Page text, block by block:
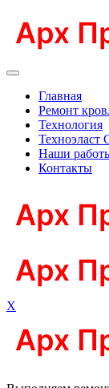
Главная
Ремонт
Технология
Наши
Контакты
X